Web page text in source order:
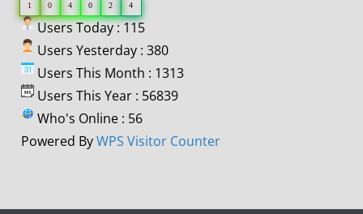
1 0 4 0 2 4
Users Today : 115
Users Yesterday : 380
Users This Month : 1313
Users This Year : 56839
Who's Online : 56
Powered ByWPS Visitor Counter